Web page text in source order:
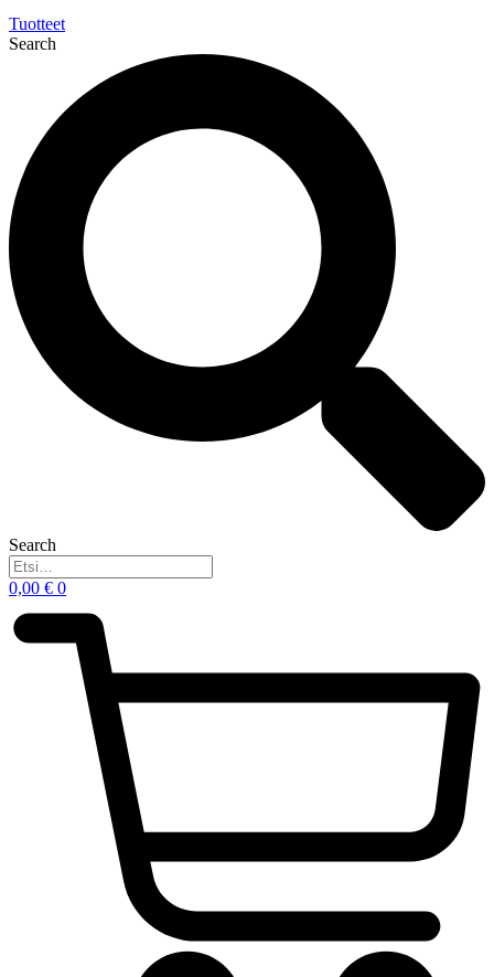
Tuotteet
Search
Search
0,00 € 0